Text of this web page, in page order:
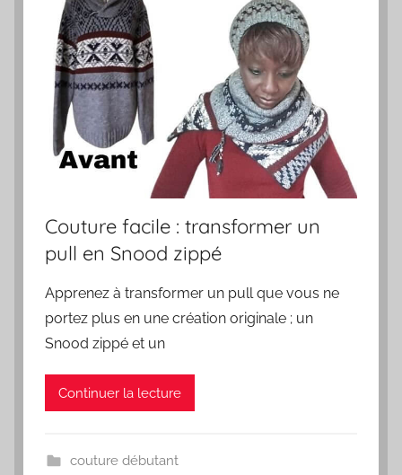
Couture facile : transformer un
pull en Snood zippé
Apprenez à transformer un pull que vous ne
portez plus en une création originale ; un
Snood zippé et un
Continuer la lecture
couture débutant